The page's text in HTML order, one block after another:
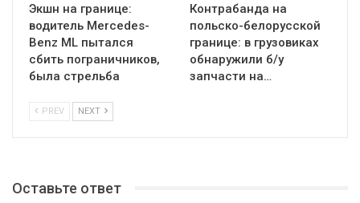
Экшн на границе:
водитель Mercedes-
Benz ML пытался
сбить пограничников,
была стрельба
Контрабанда на
польско-белорусской
границе: в грузовиках
обнаружили б/у
запчасти на…
PREV NEXT
Оставьте ответ